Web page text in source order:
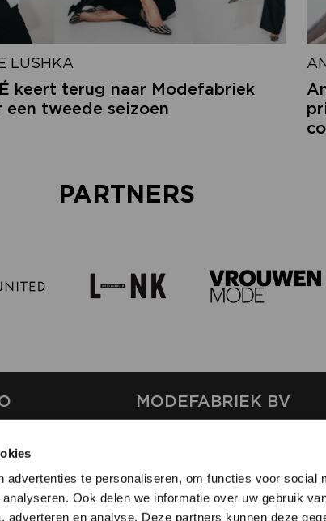
advertenties te personaliseren, om functies voor social
Ook delen we informatie over uw gebruik
adverteren en analyse. Deze partners kunnen deze
LUSHKA
keert terug naar Modefabriek
een tweede seizoen
PARTNERS
MODEFABRIEK BV
SHOWPROJECTS BV
SHIFT